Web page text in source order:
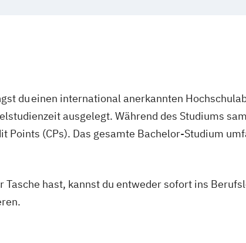
du einen international anerkannten
ausgelegt. Während des Studiums
Points (CPs). Das gesamte Bachelor-Studium
Tasche hast, kannst du entweder sofort ins